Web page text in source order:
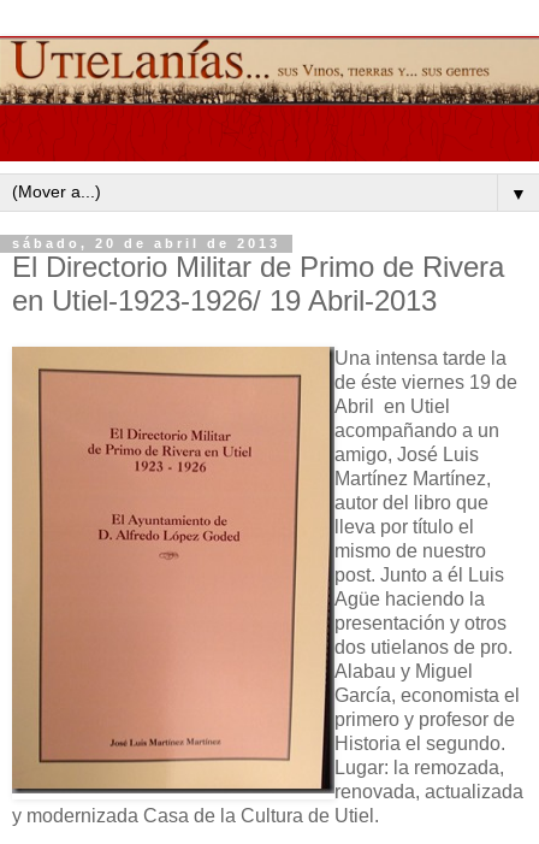
▼
sábado, 20 de abril de 2013
El Directorio Militar de Primo de Rivera
en Utiel-1923-1926/ 19 Abril-2013
Una intensa tarde la
de éste viernes 19 de
Abril en Utiel
acompañando a un
amigo, José Luis
Martínez Martínez,
autor del libro que
lleva por título el
mismo de nuestro
post. Junto a él Luis
Agüe haciendo la
presentación y otros
dos utielanos de pro.
Alabau y Miguel
García, economista el
primero y profesor de
Historia el segundo.
Lugar: la remozada,
renovada, actualizada
y modernizada Casa de la Cultura de Utiel.